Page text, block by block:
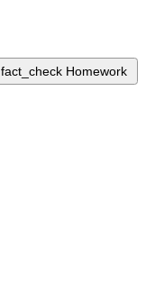
fact_check Homework